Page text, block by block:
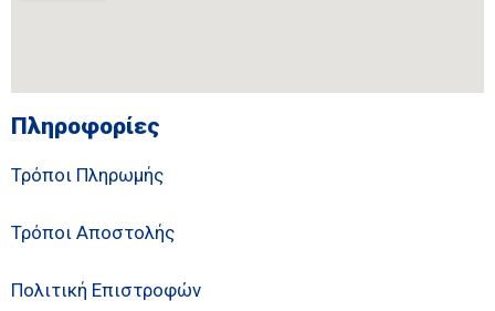
Πληροφορίες
Τρόποι Πληρωμής
Τρόποι Αποστολής
Πολιτική Επιστροφών